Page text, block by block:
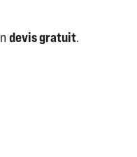
devis gratuit.